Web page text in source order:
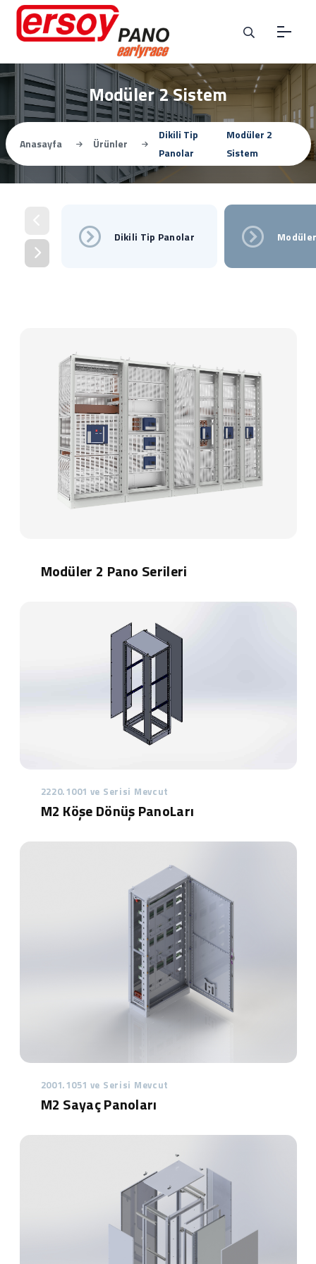
Modüler 2 Sistem
Anasayfa Ürünler
Dikili Tip
Panolar
Modüler 2
Sistem
Dikili Tip Panolar
Modüler 2 Pano Serileri
2220.1001 ve Serisi Mevcut
M2 Köşe Dönüş PanoLarı
2001.1051 ve Serisi Mevcut
M2 Sayaç Panoları